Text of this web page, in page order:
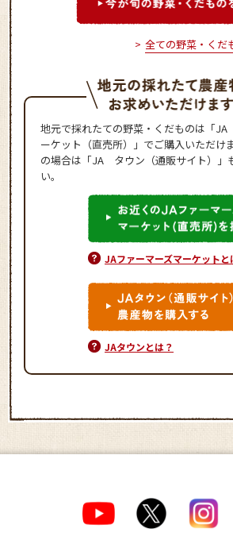
全ての野菜・くだ
地元で採れたての野菜・くだものは「
ーケット（直売所）」でご購入いただけ
の場合は「JA タウン（通販サイト）」
い。
JAファーマーズマーケットと
JAタウンとは？